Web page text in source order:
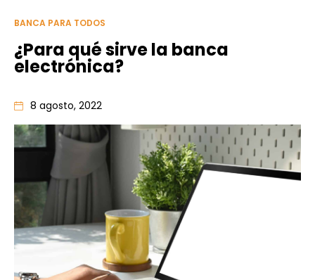
BANCA PARA TODOS
¿Para qué sirve la banca
electrónica?
8 agosto, 2022